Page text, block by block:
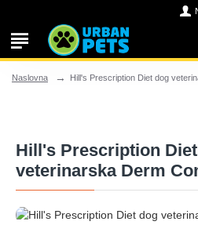
Naslovna Hill's Prescription Diet dog
Hill's Prescription
veterinarska Derm